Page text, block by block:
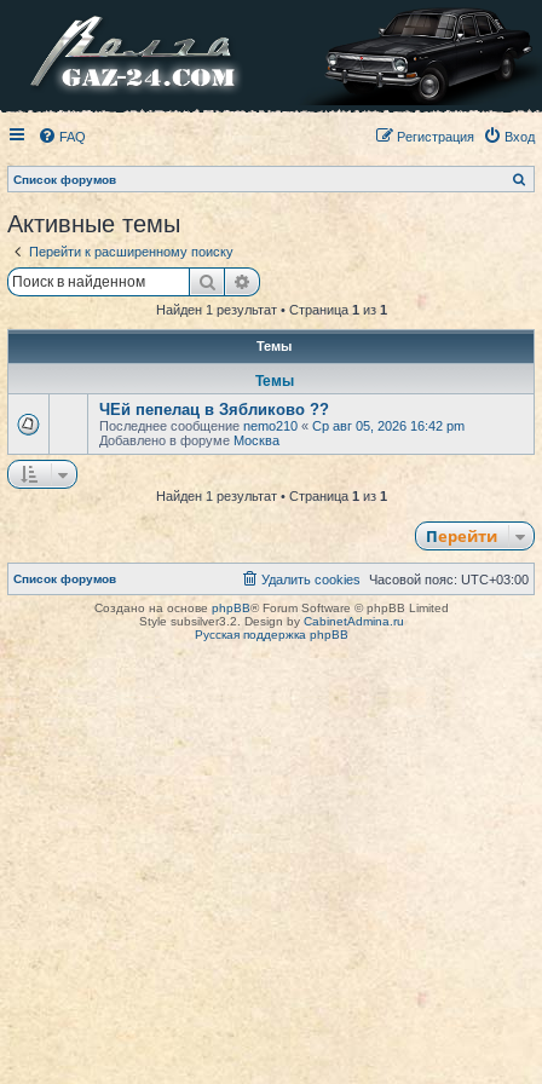
FAQ Вход
Регистрация
Список форумов
о
Активные темы
Перейти к расширенному поиску
ПоискРасширенный поиск
Найден 1 результат • Страница 1из 1
Темы
Темы
ЧЕй пепелац в Зябликово ??
Последнее сообщение nemo210 « Ср авг 05, 2026 16:42 pm
Добавлено в форуме Москва
Найден 1 результат • Страница 1из 1
Перейти
Список форумов Часовой пояс: UTC+03:00
Удалить cookies
Создано на основе phpBB® Forum Software © phpBB Limited
Style subsilver3.2. Design by CabinetAdmina.ru
Русская поддержка phpBB